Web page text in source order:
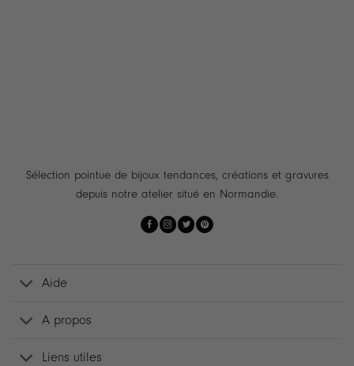
Sélection pointue de bijoux tendances, créations et gravures
depuis notre atelier situé en Normandie.
Aide
A propos
Liens utiles